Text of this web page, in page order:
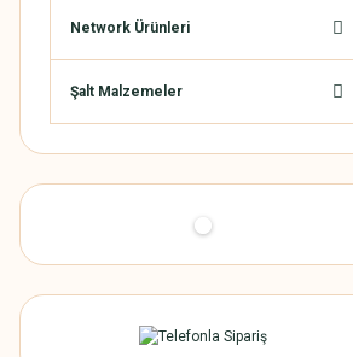
Network Ürünleri
Şalt Malzemeler